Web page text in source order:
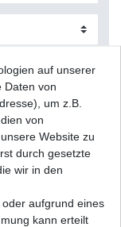
Suzuki hinten
ab 20,15 € *
auf unserer
Daten von
um z.B.
von
Website zu
durch gesetzte
wir in den
aufgrund eines
kann erteilt